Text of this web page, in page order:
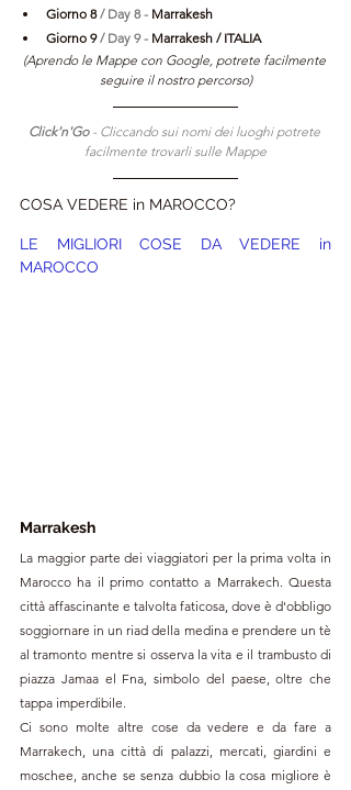
Giorno 8 / Day 8 - Marrakesh
Giorno 9 / Day 9 - Marrakesh / ITALIA
(Aprendo le Mappe con Google, potrete facilmente
seguire il nostro percorso)
Click'n'Go - Cliccando sui nomi dei luoghi potrete
facilmente trovarli sulle Mappe
COSA VEDERE in MAROCCO?
LE MIGLIORI COSE DA VEDERE in
MAROCCO
Marrakesh
La maggior parte dei viaggiatori per la prima volta in
Marocco ha il primo contatto a Marrakech. Questa
città affascinante e talvolta faticosa, dove è d'obbligo
soggiornare in un riad della medina e prendere un tè
al tramonto mentre si osserva la vita e il trambusto di
piazza Jamaa el Fna, simbolo del paese, oltre che
tappa imperdibile.
Ci sono molte altre cose da vedere e da fare a
Marrakech, una città di palazzi, mercati, giardini e
moschee, anche se senza dubbio la cosa migliore è